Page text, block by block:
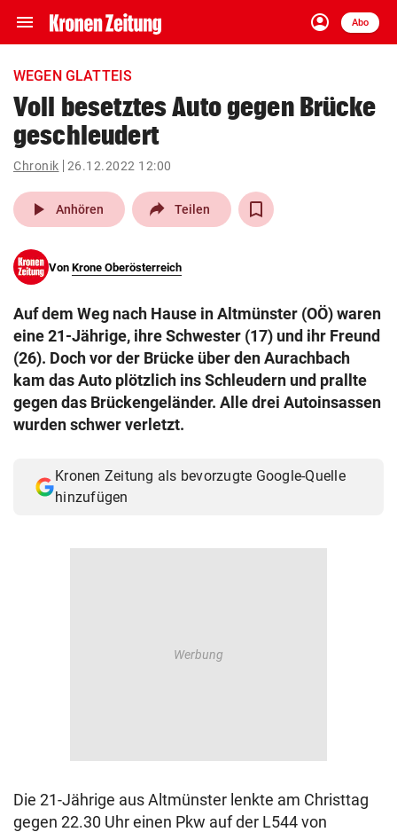
menu Navigation
ein-/ausklappen
account_circle
Anmelden
Abo
close Schließen
account_circle Anmelden
pin_drop
Wien arrow_right
search
eingeben
© Krone Multimedia GmbH & Co KG 2026
Muthgasse 2, 1190 Wien
WEGEN GLATTEIS
Voll besetztes Auto gegen Brücke
geschleudert
Chronik 26.12.2022 12:00
play_arrow Anhören Teilen
Von Krone Oberösterreich
Auf dem Weg nach Hause in Altmünster (OÖ) waren
eine 21-Jährige, ihre Schwester (17) und ihr Freund
(26). Doch vor der Brücke über den Aurachbach
kam das Auto plötzlich ins Schleudern und prallte
gegen das Brückengeländer. Alle drei Autoinsassen
wurden schwer verletzt.
Kronen Zeitung als bevorzugte Google-Quelle
hinzufügen
Die 21-Jährige aus Altmünster lenkte am Christtag
gegen 22.30 Uhr einen Pkw auf der L544 von